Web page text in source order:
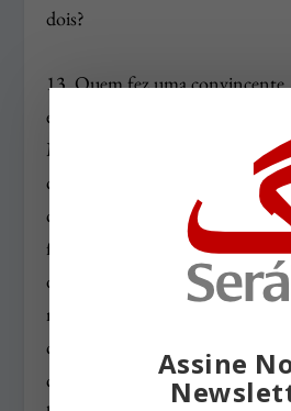
dois?
13. Quem fez uma
estudante de medicina chamada
Mais baixa do que alta, ela tinha a
carregada de cansaço de quem já
célebres plantões. Sob os cabelos
flor articulava bem as palavras e,
discernir alguma coisa de
naquela moça que subiu à cena
chocante, de qualquer sorte,
cedo. Quanto a mim, fiz o
Assine